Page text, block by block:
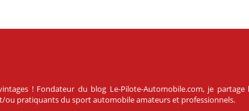
! Fondateur du blog Le-Pilote-Automobile.com, je partage
ou pratiquants du sport automobile amateurs et professionnels.